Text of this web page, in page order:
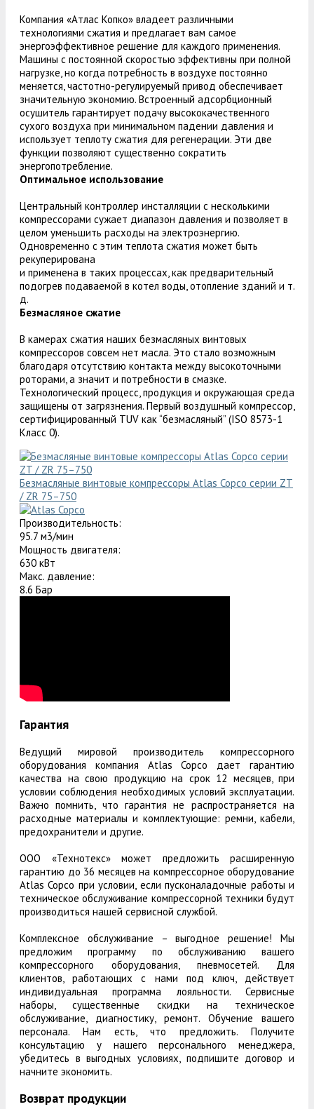
Компания «Атлас Копко» владеет различными
технологиями сжатия и предлагает вам самое
энергоэффективное решение для каждого применения.
Машины с постоянной скоростью эффективны при полной
нагрузке, но когда потребность в воздухе постоянно
меняется, частотно-регулируемый привод обеспечивает
значительную экономию. Встроенный адсорбционный
осушитель гарантирует подачу высококачественного
сухого воздуха при минимальном падении давления и
использует теплоту сжатия для регенерации. Эти две
функции позволяют существенно сократить
энергопотребление.
Оптимальное использование
Центральный контроллер инсталляции с несколькими
компрессорами сужает диапазон давления и позволяет в
целом уменьшить расходы на электроэнергию.
Одновременно с этим теплота сжатия может быть
рекуперирована
и применена в таких процессах, как предварительный
подогрев подаваемой в котел воды, отопление зданий и т.
д.
Безмасляное сжатие
В камерах сжатия наших безмасляных винтовых
компрессоров совсем нет масла. Это стало возможным
благодаря отсутствию контакта между высокоточными
роторами, а значит и потребности в смазке.
Технологический процесс, продукция и окружающая среда
защищены от загрязнения. Первый воздушный компрессор,
сертифицированный TUV как “безмасляный” (ISO 8573-1
Класс 0).
Безмасляные винтовые компрессоры Atlas Copco серии ZT
/ ZR 75–750
Производительность:
95.7 м3/мин
Мощность двигателя:
630 кВт
Макс. давление:
8.6 Бар
Гарантия
Ведущий мировой производитель компрессорного
оборудования компания Atlas Copco дает гарантию
качества на свою продукцию на срок 12 месяцев, при
условии соблюдения необходимых условий эксплуатации.
Важно помнить, что гарантия не распространяется на
расходные материалы и комплектующие: ремни, кабели,
предохранители и другие.
ООО «Технотекс» может предложить расширенную
гарантию до 36 месяцев на компрессорное оборудование
Atlas Copco при условии, если пусконаладочные работы и
техническое обслуживание компрессорной техники будут
производиться нашей сервисной службой.
Комплексное обслуживание – выгодное решение! Мы
предложим программу по обслуживанию вашего
компрессорного оборудования, пневмосетей. Для
клиентов, работающих с нами под ключ, действует
индивидуальная программа лояльности. Сервисные
наборы, существенные скидки на техническое
обслуживание, диагностику, ремонт. Обучение вашего
персонала. Нам есть, что предложить. Получите
консультацию у нашего персонального менеджера,
убедитесь в выгодных условиях, подпишите договор и
начните экономить.
Возврат продукции